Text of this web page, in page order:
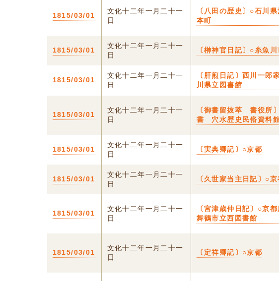
1815/03/01
文化十二年一月二十一
日
〔八田の歴史〕○石川
本町
1815/03/01
文化十二年一月二十一
日
〔榊神官日記〕○糸魚
1815/03/01
文化十二年一月二十一
日
〔肝煎日記〕西川一
川県立図書館
1815/03/01
文化十二年一月二十一
日
〔御書留抜萃 書役所
書 穴水歴史民俗資料
1815/03/01
文化十二年一月二十一
日
〔実典卿記〕○京都
1815/03/01
文化十二年一月二十一
日
〔久世家当主日記〕○京
1815/03/01
文化十二年一月二十一
日
〔宮津歳仲日記〕○京
舞鶴市立西図書館
1815/03/01
文化十二年一月二十一
日
〔定祥卿記〕○京都